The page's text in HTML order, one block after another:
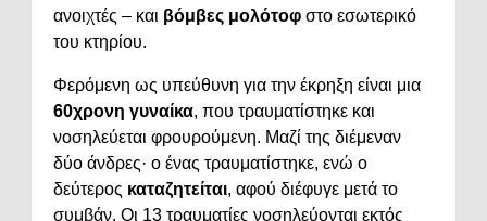
ανοιχτές – και βόμβες μολότοφ στο εσωτερικό
του κτηρίου.
Φερόμενη ως υπεύθυνη για την έκρηξη είναι μια
60χρονη γυναίκα, που τραυματίστηκε και
νοσηλεύεται φρουρούμενη. Μαζί της διέμεναν
δύο άνδρες· ο ένας τραυματίστηκε, ενώ ο
δεύτερος καταζητείται, αφού διέφυγε μετά το
συμβάν. Οι 13 τραυματίες νοσηλεύονται εκτός